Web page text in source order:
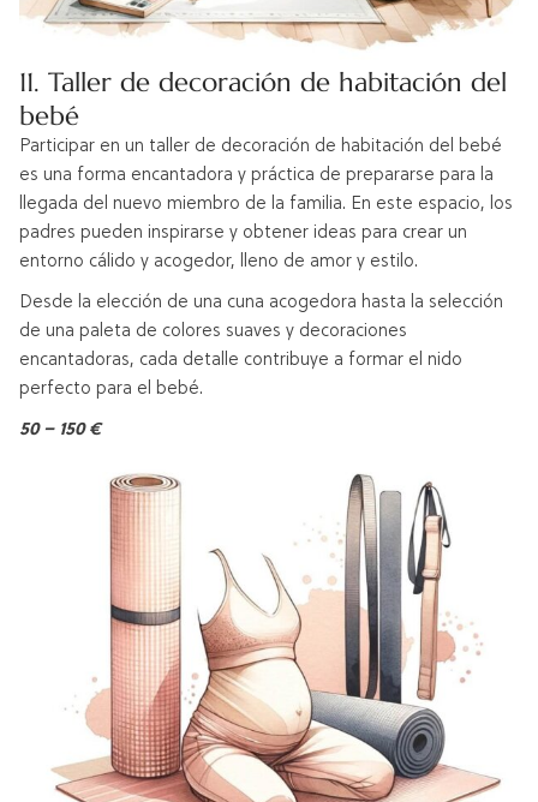
11. Taller de decoración de habitación del
bebé
Participar en un taller de decoración de habitación del bebé
es una forma encantadora y práctica de prepararse para la
llegada del nuevo miembro de la familia. En este espacio, los
padres pueden inspirarse y obtener ideas para crear un
entorno cálido y acogedor, lleno de amor y estilo.
Desde la elección de una cuna acogedora hasta la selección
de una paleta de colores suaves y decoraciones
encantadoras, cada detalle contribuye a formar el nido
perfecto para el bebé.
50 – 150 €